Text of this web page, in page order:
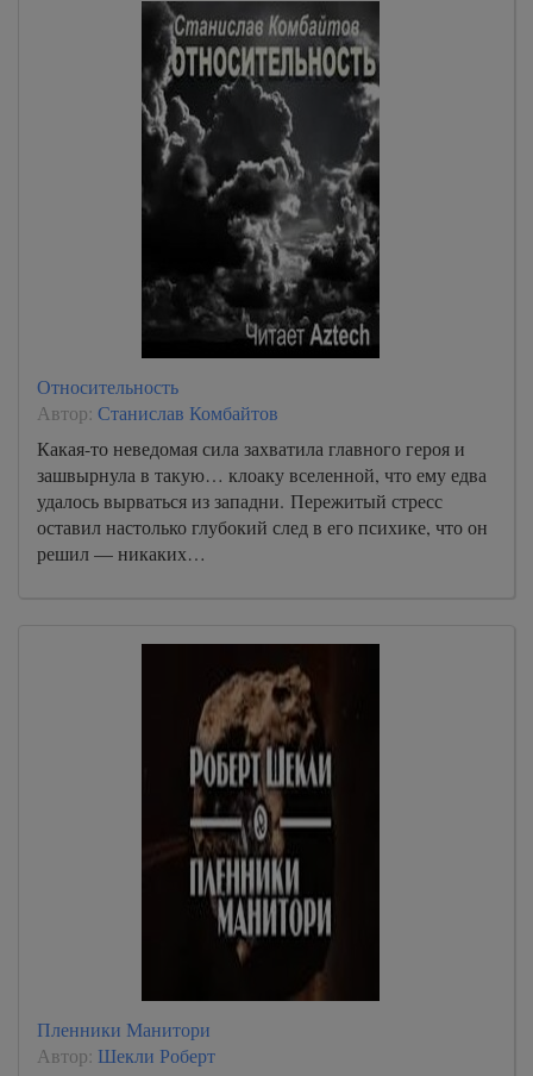
Относительность
Автор: Станислав Комбайтов
Какая-то неведомая сила захватила главного героя и
зашвырнула в такую… клоаку вселенной, что ему едва
удалось вырваться из западни. Пережитый стресс
оставил настолько глубокий след в его психике, что он
решил — никаких…
Пленники Манитори
Автор: Шекли Роберт